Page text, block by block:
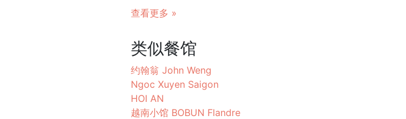
查看更多 »
类似餐馆
约翰翁 John Weng
Ngoc Xuyen Saigon
HOI AN
越南小馆 BOBUN Flandre